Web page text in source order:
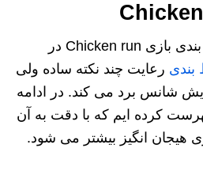
برای موفقیت در شرط بندی بازی Chicken run در
بندی رعایت چند نکته ساده ولی
شانس برد می کند. در ادامه
کرده ایم که با دقت به آن
هیجان انگیز بیشتر می شود.